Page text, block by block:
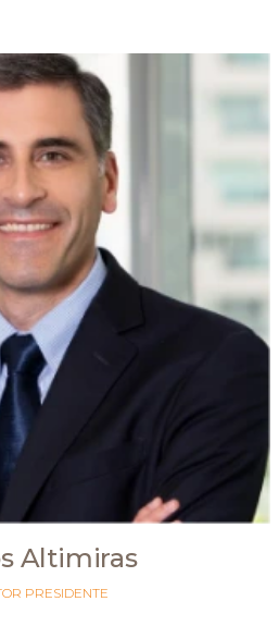
Altimiras
PRESIDENTE